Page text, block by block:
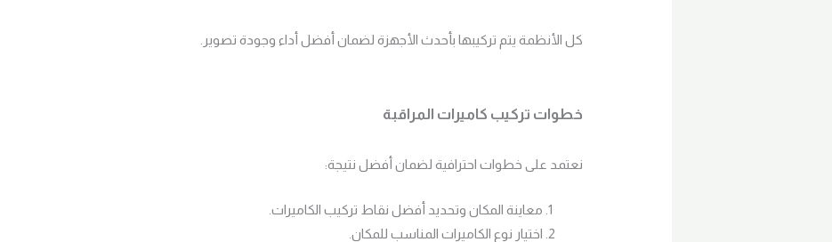
كل الأنظمة يتم تركيبها بأحدث الأجهزة لضمان أفضل أداء وجودة تصوير.
خطوات تركيب كاميرات المراقبة
نعتمد على خطوات احترافية لضمان أفضل نتيجة:
معاينة المكان وتحديد أفضل نقاط تركيب الكاميرات.
اختيار نوع الكاميرات المناسب للمكان.